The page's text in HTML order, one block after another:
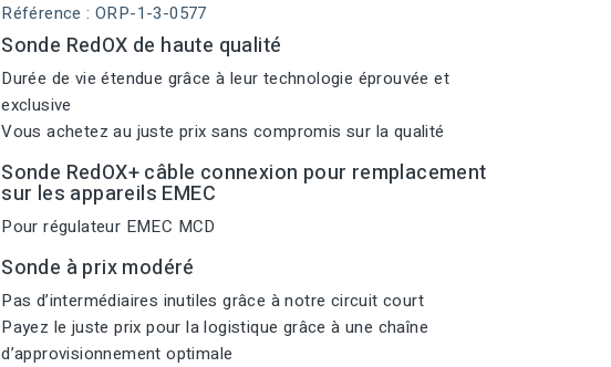
Référence : ORP-1-3-0577
Sonde RedOX de haute qualité
Durée de vie étendue grâce à leur technologie éprouvée et
exclusive
Vous achetez au juste prix sans compromis sur la qualité
Sonde RedOX+ câble connexion pour remplacement
sur les appareils EMEC
Pour régulateur EMEC MCD
Sonde à prix modéré
Pas d’intermédiaires inutiles grâce à notre circuit court
Payez le juste prix pour la logistique grâce à une chaîne
d’approvisionnement optimale